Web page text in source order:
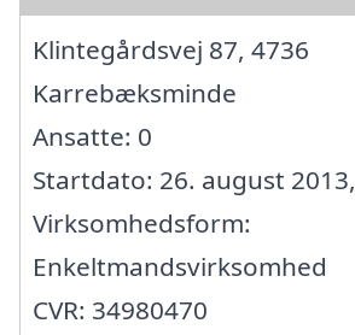
Klintegårdsvej 87, 4736
Karrebæksminde
Ansatte: 0
Startdato: 26. august 2013,
Virksomhedsform:
Enkeltmandsvirksomhed
CVR: 34980470